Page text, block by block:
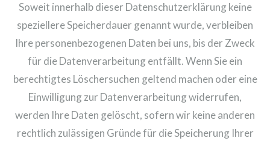
Soweit innerhalb dieser Datenschutzerklärung keine
speziellere Speicherdauer genannt wurde, verbleiben
Ihre personenbezogenen Daten bei uns, bis der Zweck
für die Datenverarbeitung entfällt. Wenn Sie ein
berechtigtes Löschersuchen geltend machen oder eine
Einwilligung zur Datenverarbeitung widerrufen,
werden Ihre Daten gelöscht, sofern wir keine anderen
rechtlich zulässigen Gründe für die Speicherung Ihrer